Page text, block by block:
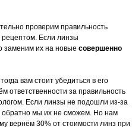
проверим правильность
рецептом. Если линзы
заменим их на новые совершенно
вам стоит убедиться в его
ответственности за правильность
Если линзы не подошли из-за
обратно мы их не сможем. Но нам
вернём 30% от стоимости линз при